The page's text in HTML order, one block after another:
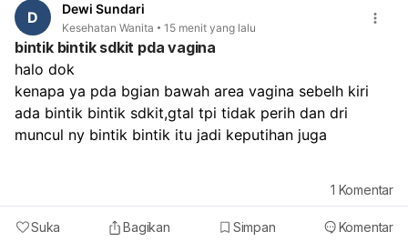
D Dewi Sundari
Kesehatan Wanita 15 menit yang lalu
bintik bintik sdkit pda vagina
halo dok
kenapa ya pda bgian bawah area vagina sebelh kiri
ada bintik bintik sdkit,gtal tpi tidak perih dan dri
muncul ny bintik bintik itu jadi keputihan juga
Suka Bagikan Simpan Komentar
1 Komentar